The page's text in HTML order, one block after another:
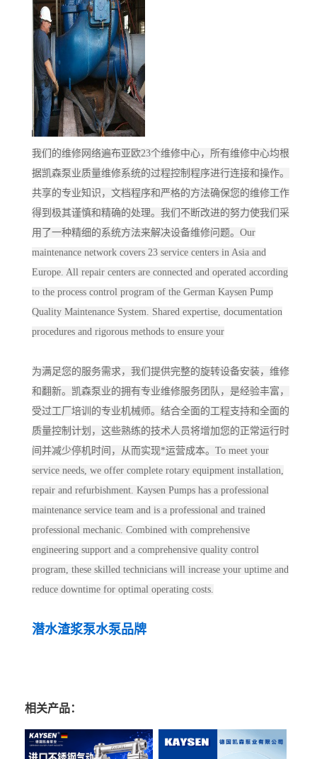
我们的维修网络遍布亚欧23个维修中心，所有维修中心均根
据凯森泵业质量维修系统的过程控制程序进行连接和操作。
共享的专业知识，文档程序和严格的方法确保您的维修工作
得到极其谨慎和精确的处理。我们不断改进的努力使我们采
用了一种精细的系统方法来解决设备维修问题。Our
maintenance network covers 23 service centers in Asia and
Europe. All repair centers are connected and operated according
to the process control program of the German Kaysen Pump
Quality Maintenance System. Shared expertise, documentation
procedures and rigorous methods to ensure your
为满足您的服务需求，我们提供完整的旋转设备安装，维修
和翻新。凯森泵业的拥有专业维修服务团队，是经验丰富，
受过工厂培训的专业机械师。结合全面的工程支持和全面的
质量控制计划，这些熟练的技术人员将增加您的正常运行时
间并减少停机时间，从而实现*运营成本。To meet your
service needs, we offer complete rotary equipment installation,
repair and refurbishment. Kaysen Pumps has a professional
maintenance service team and is a professional and trained
professional mechanic. Combined with comprehensive
engineering support and a comprehensive quality control
program, these skilled technicians will increase your uptime and
reduce downtime for optimal operating costs.
潜水渣浆泵水泵品牌
相关产品：